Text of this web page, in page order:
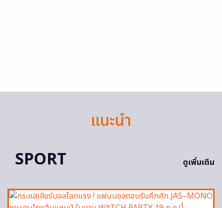
แนะนำ
SPORT
ดูเพิ่มเติม